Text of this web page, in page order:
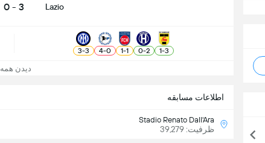
اطلاعات مسابقه
Stadio Renato Dall'Ara
ظرفیت: 39,279
Lazio
3 - 0
3
-
1
2
-
0
1
-
1
0
-
4
3
-
3
دیدن همه